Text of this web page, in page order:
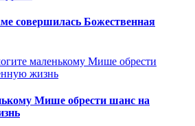
совершилась Божественная
Мише обрести шанс на